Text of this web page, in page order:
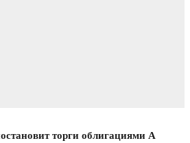
торги облигациями А